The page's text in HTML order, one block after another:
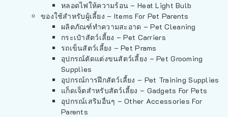
หลอดไฟให้ความร้อน – Heat Light Bulb
ของใช้สำหรับผู้เลี้ยง – Items For Pet Parents
ผลิตภัณฑ์ทำความสะอาด – Pet Cleaning
กระเป๋าสัตว์เลี้ยง – Pet Carriers
รถเข็นสัตว์เลี้ยง – Pet Prams
อุปกรณ์ตัดแต่งขนสัตว์เลี้ยง – Pet Grooming
Supplies
อุปกรณ์การฝึกสัตว์เลี้ยง – Pet Training Supplies
แก็ดเจ็ตสำหรับสัตว์เลี้ยง – Gadgets For Pets
อุปกรณ์เสริมอื่นๆ – Other Accessories For
Parents